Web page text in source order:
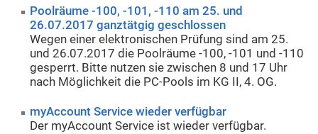
Poolräume -100, -101, -110 am 25. und
26.07.2017 ganztätgig geschlossen
Wegen einer elektronischen Prüfung sind am 25.
und 26.07.2017 die Poolräume -100, -101 und -110
gesperrt. Bitte nutzen sie zwischen 8 und 17 Uhr
nach Möglichkeit die PC-Pools im KG II, 4. OG.
myAccount Service wieder verfügbar
Der myAccount Service ist wieder verfügbar.